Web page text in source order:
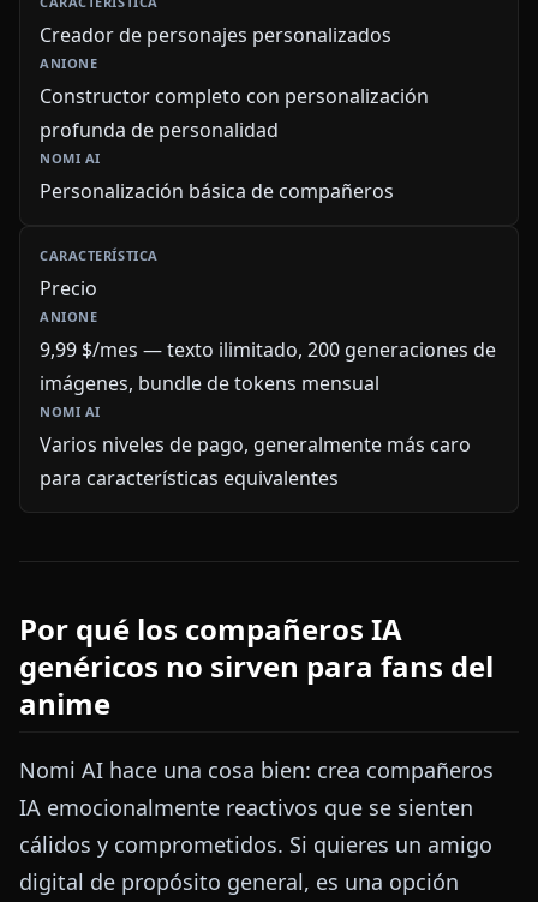
Creador de personajes personalizados
Constructor completo con personalización
profunda de personalidad
Personalización básica de compañeros
Precio
9,99 $/mes — texto ilimitado, 200 generaciones de
imágenes, bundle de tokens mensual
Varios niveles de pago, generalmente más caro
para características equivalentes
Por qué los compañeros IA
genéricos no sirven para fans del
anime
Nomi AI hace una cosa bien: crea compañeros
IA emocionalmente reactivos que se sienten
cálidos y comprometidos. Si quieres un amigo
digital de propósito general, es una opción